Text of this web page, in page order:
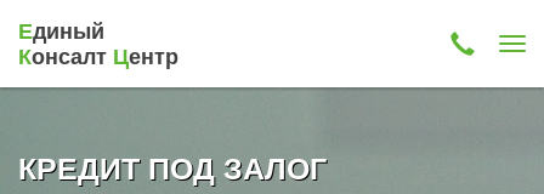
Единый
Консалт Центр
КРЕДИТ ПОД ЗАЛОГ